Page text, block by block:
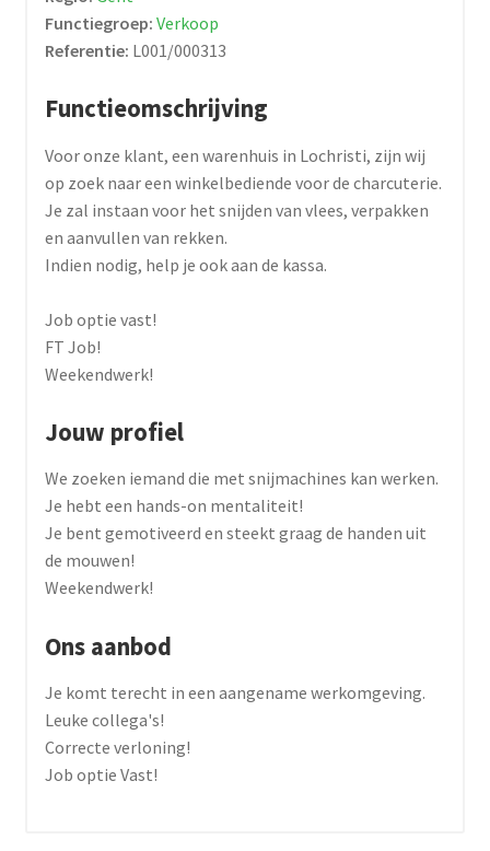
Functiegroep: Verkoop
Referentie: L001/000313
Functieomschrijving
Voor onze klant, een warenhuis in Lochristi, zijn wij
op zoek naar een winkelbediende voor de charcuterie.
Je zal instaan voor het snijden van vlees, verpakken
en aanvullen van rekken.
Indien nodig, help je ook aan de kassa.
Job optie vast!
FT Job!
Weekendwerk!
Jouw profiel
We zoeken iemand die met snijmachines kan werken.
Je hebt een hands-on mentaliteit!
Je bent gemotiveerd en steekt graag de handen uit
de mouwen!
Weekendwerk!
Ons aanbod
Je komt terecht in een aangename werkomgeving.
Leuke collega's!
Correcte verloning!
Job optie Vast!